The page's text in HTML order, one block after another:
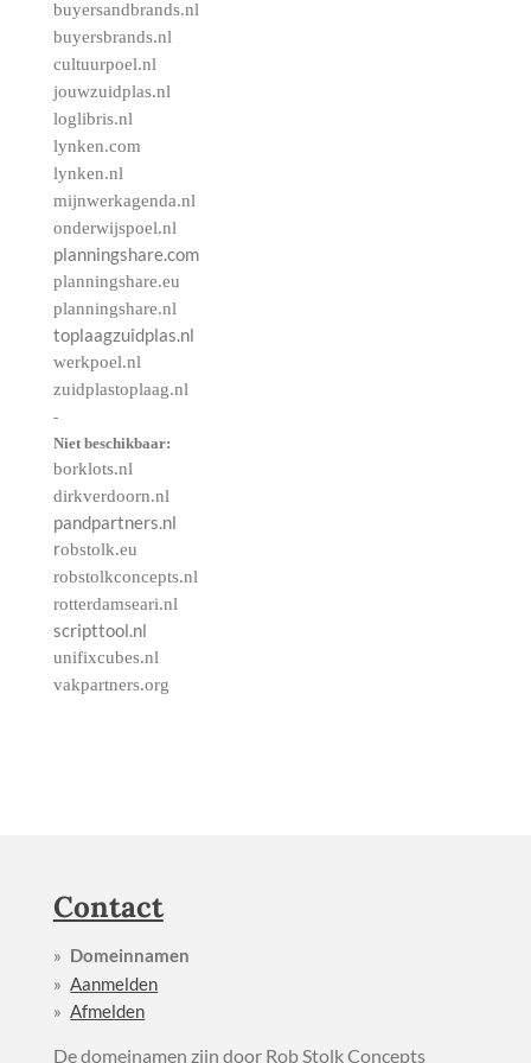
buyersandbrands.nl
buyersbrands.nl
cultuurpoel.nl
jouwzuidplas.nl
loglibris.nl
lynken.com
lynken.nl
mijnwerkagenda.nl
onderwijspoel.nl
planningshare.com
planningshare.eu
planningshare.nl
toplaagzuidplas.nl
werkpoel.nl
zuidplastoplaag.nl
-
Niet beschikbaar:
borklots.nl
dirkverdoorn.nl
pandpartners.nl
robstolk.eu
robstolkconcepts.nl
rotterdamseari.nl
scripttool.nl
unifixcubes.nl
vakpartners.org
Contact
Domeinnamen
Aanmelden
Afmelden
De domeinamen zijn door Rob Stolk Concepts